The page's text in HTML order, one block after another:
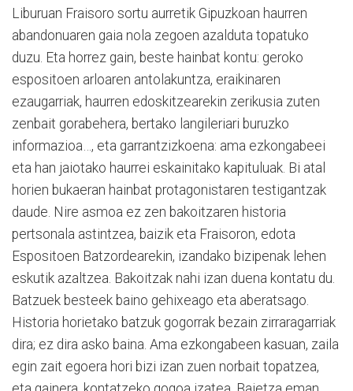
Liburuan Fraisoro sortu aurretik Gipuzkoan haurren
abandonuaren gaia nola zegoen azalduta topatuko
duzu. Eta horrez gain, beste hainbat kontu: geroko
espositoen arloaren antolakuntza, eraikinaren
ezaugarriak, haurren edoskitzearekin zerikusia zuten
zenbait gorabehera, bertako langileriari buruzko
informazioa…, eta garrantzizkoena: ama ezkongabeei
eta han jaiotako haurrei eskainitako kapituluak. Bi atal
horien bukaeran hainbat protagonistaren testigantzak
daude. Nire asmoa ez zen bakoitzaren historia
pertsonala astintzea, baizik eta Fraisoron, edota
Espositoen Batzordearekin, izandako bizipenak lehen
eskutik azaltzea. Bakoitzak nahi izan duena kontatu du.
Batzuek besteek baino gehixeago eta aberatsago.
Historia horietako batzuk gogorrak bezain zirraragarriak
dira; ez dira asko baina. Ama ezkongabeen kasuan, zaila
egin zait egoera hori bizi izan zuen norbait topatzea,